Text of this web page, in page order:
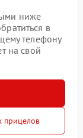
ниже
в
телефону
на свой
прицелов